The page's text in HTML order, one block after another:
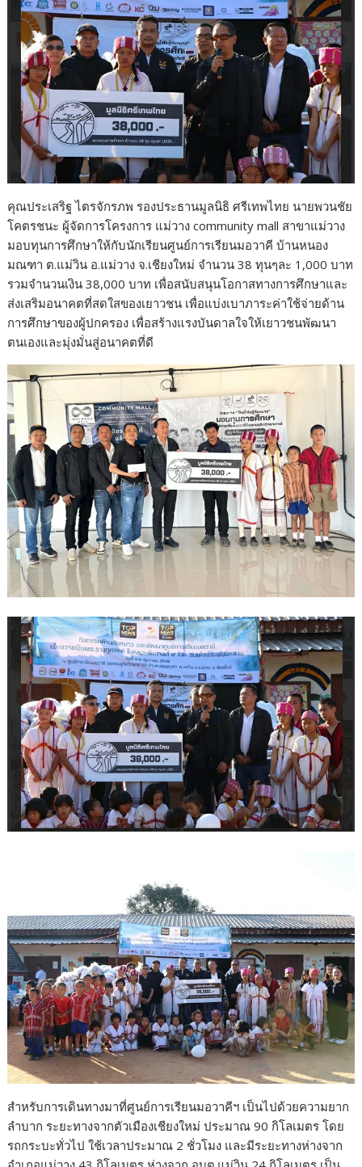
คุณประเสริฐ ไตรจักรภพ รองประธานมูลนิธิ ศรีเทพไทย นายพวนชัย
โคตรชนะ ผู้จัดการโครงการ แม่วาง community mall สาขาแม่วาง
มอบทุนการศึกษาให้กับนักเรียนศูนย์การเรียนมอวาคี บ้านหนอง
มณฑา ต.แม่วิน อ.แม่วาง จ.เชียงใหม่ จำนวน 38 ทุนๆละ 1,000 บาท
รวมจำนวนเงิน 38,000 บาท เพื่อสนับสนุนโอกาสทางการศึกษาและ
ส่งเสริมอนาคตที่สดใสของเยาวชน เพื่อแบ่งเบาภาระค่าใช้จ่ายด้าน
การศึกษาของผู้ปกครอง เพื่อสร้างแรงบันดาลใจให้เยาวชนพัฒนา
ตนเองและมุ่งมั่นสู่อนาคตที่ดี
สำหรับการเดินทางมาที่ศูนย์การเรียนมอวาคีฯ เป็นไปด้วยความยาก
ลำบาก ระยะทางจากตัวเมืองเชียงใหม่ ประมาณ 90 กิโลเมตร โดย
รถกระบะทั่วไป ใช้เวลาประมาณ 2 ชั่วโมง และมีระยะทางห่างจาก